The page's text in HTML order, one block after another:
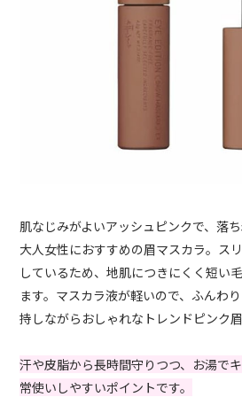
肌なじみがよいアッシュピンクで、落
大人女性におすすめの眉マスカラ。ス
しているため、地肌につきにくく短い
ます。マスカラ液が軽いので、ふんわ
持しながらおしゃれなトレンドピンク眉
汗や皮脂から長時間守りつつ、お湯で
常使いしやすいポイントです。